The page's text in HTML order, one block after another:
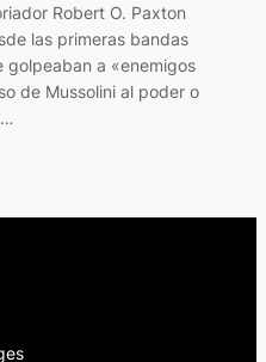
Robert O. Paxton
las primeras bandas
golpeaban a «enemigos
de Mussolini al poder o